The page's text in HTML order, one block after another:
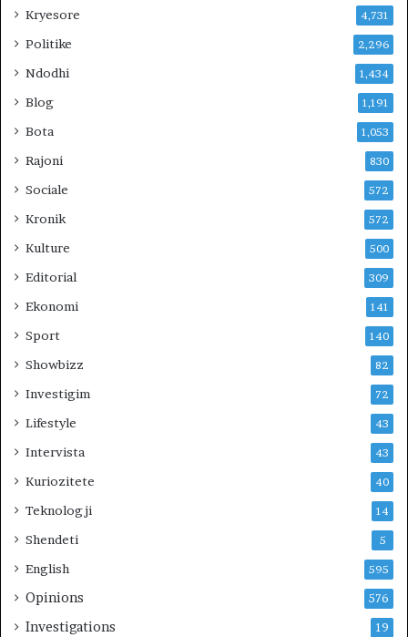
Kryesore 4,731
Politike 2,296
Ndodhi 1,434
Blog 1,191
Bota 1,053
Rajoni 830
Sociale 572
Kronik 572
Kulture 500
Editorial 309
Ekonomi 141
Sport 140
Showbizz 82
Investigim 72
Lifestyle 43
Intervista 43
Kuriozitete 40
Teknologji 14
Shendeti 5
English 595
Opinions 576
Investigations 19